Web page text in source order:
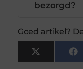
bezorgd?
Goed artikel?
X
(Twitter)